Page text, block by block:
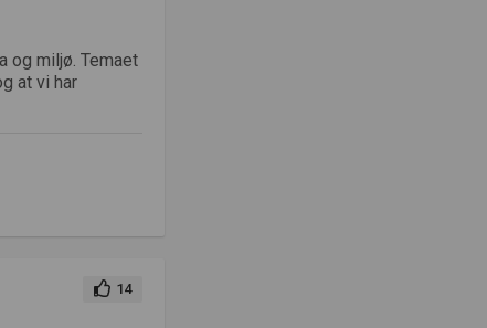
og miljø. Temaet
at vi har
14